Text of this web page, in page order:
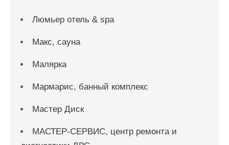
Люмьер отель & spa
Макс, сауна
Малярка
Мармарис, банный комплекс
Мастер Диск
МАСТЕР-СЕРВИС, центр ремонта и